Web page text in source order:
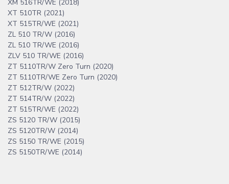
XM 516TR/WE (2018)
XT 510TR (2021)
XT 515TR/WE (2021)
ZL 510 TR/W (2016)
ZL 510 TR/WE (2016)
ZLV 510 TR/WE (2016)
ZT 5110TR/W Zero Turn (2020)
ZT 5110TR/WE Zero Turn (2020)
ZT 512TR/W (2022)
ZT 514TR/W (2022)
ZT 515TR/WE (2022)
ZS 5120 TR/W (2015)
ZS 5120TR/W (2014)
ZS 5150 TR/WE (2015)
ZS 5150TR/WE (2014)